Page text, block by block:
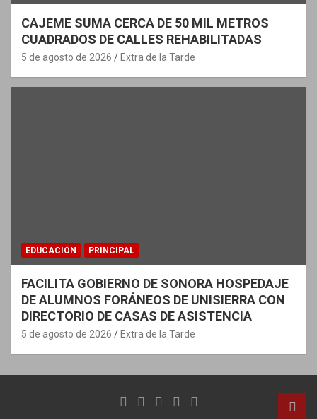
CAJEME SUMA CERCA DE 50 MIL METROS
CUADRADOS DE CALLES REHABILITADAS
5 de agosto de 2026 Extra de la Tarde
EDUCACIÓN PRINCIPAL
FACILITA GOBIERNO DE SONORA HOSPEDAJE
DE ALUMNOS FORÁNEOS DE UNISIERRA CON
DIRECTORIO DE CASAS DE ASISTENCIA
5 de agosto de 2026 Extra de la Tarde